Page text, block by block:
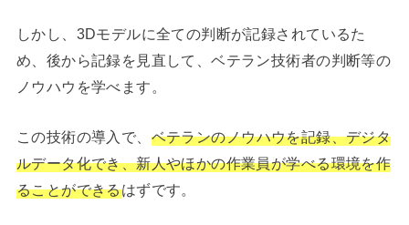
しかし、3Dモデルに全ての判断が記録されているた
め、後から記録を見直して、ベテラン技術者の判断等の
ノウハウを学べます。
この技術の導入で、 ベテランのノウハウを記録、デジタ
ルデータ化でき、新人やほかの作業員が学べる環境を作
ることができるはずです。